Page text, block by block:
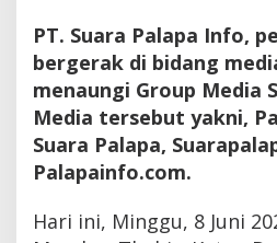
PT. Suara Palapa Info,
bergerak di bidang
menaungi Group Media
Media tersebut yakni,
Suara Palapa,
Palapainfo.com.
Hari ini, Minggu, 8 Juni